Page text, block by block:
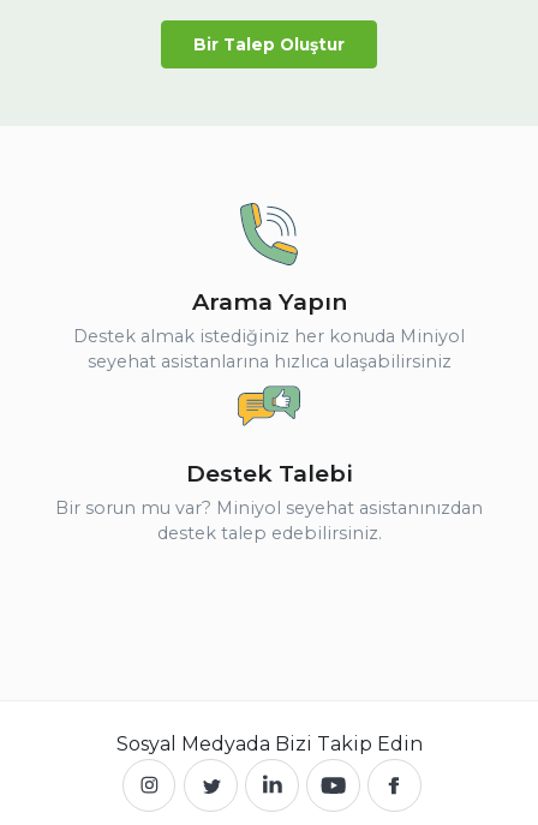
Bir Talep Oluştur
Arama Yapın
Destek almak istediğiniz her konuda Miniyol
seyehat asistanlarına hızlıca ulaşabilirsiniz
Destek Talebi
Bir sorun mu var? Miniyol seyehat asistanınızdan
destek talep edebilirsiniz.
Sosyal Medyada Bizi Takip Edin